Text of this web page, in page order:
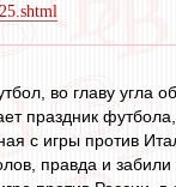
во главу угла
праздник
с игры против
правда и